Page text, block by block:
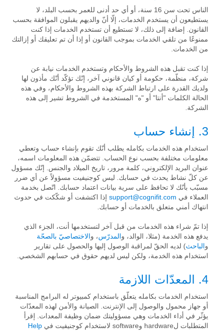
الناس تحت سن 16 سنة، أو أي حد أدنى للعمر بحسب البلد، لا
يستطيعون أن يستخدم الخدمات، إلّا أنّ والديهم يقبلون الموافقة بحسب
القانون. إضافة إلى ذلك، لا تستطيع أن تستخدم الخدمات إذا كنت
ممنوعًا من تلقي الخدمات بموجب القانون أو إذا أن تم تعليقك أو إزالتك
من الخدمات.
إذا كنت تقبل هذه الشروط والأحكام وتستخدم الخدمات نيابة عن
شركة، منظّمة، حكومة أو كيان قانوني آخر، إنّك تؤكّد أنّك مأذون لها
ولديك القدرة على ارتباط الشركة بهذه الشروط والأحكام، وفي هذه
الحالة الكلمات "أنتا" أو "ه" المستخدمة في الشروط تشير إلى هذه
الشركة.
3. إنشاء حساب
استخدام هذه الخدمات بكامله يطلب أنّك تقوم بإنشاء حساب وتعطي
معلومات مختلفة بحسب نوع الحساب. تتضمّن هذه المعلومات اسمه،
عنوان البريد الإلكتروني، كلمة مرور، تاريخ الميلاد والجنس. إنّك مسؤول
عن كلّ نشاط يحدث في حسابك. ليس كوجنيفيت مسؤولاً عن أي ضرر
مسبّب بأنّك لا تحافظ على سرية بيانات اعتماد حسابك. اتّصل بخدمة
العملاء في support@cognifit.com إذا اكتشفت أو شكّكت في حدوث
انتهاك أمني متعلق بالخدمات أو حسابك.
إذا تمّ شراء هذه الخدمات من قبل آخر لتستخدمها أنت، الجزء الذي
يدفع هذه الخدمة (مثلا، الوالد، والمدرّس، والاختصاصيّ بالصحّة
والباحث) لديه الحقّ لمراقبة الوصول إليها والحصول على تقارير
استخدام هذه الخدمة، ولكن ليس لديهم حقوق في حسابهم الشخصي.
4. المعدّات اللازمة
استخدام الخدمات بكامله يتعلّق باستخدام كمبيوتر له البرامج المناسبة
أو جهاز محمول والوصول إلى الإنترنت. الصيانة والأمن لهذه المعدّات
يؤثّر في أداء الخدمات وهي مسؤوليتك ضمان وظيفة المعدات. إقرأ
المتطلبات لhardware وsoftware لاستخدام كوجنيفيت في
Help